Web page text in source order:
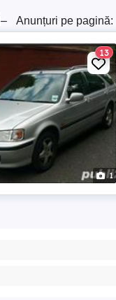
– Anunțuri pe pagină:
1
13